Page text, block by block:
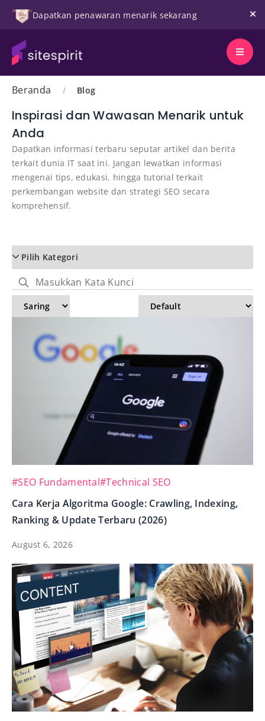
Dapatkan penawaran menarik sekarang
Beranda / Blog
Inspirasi dan Wawasan Menarik untuk
Anda
Dapatkan informasi terbaru seputar artikel dan berita
terkait dunia IT saat ini. Jangan lewatkan informasi
mengenai tips, edukasi, hingga tutorial terkait
perkembangan website dan strategi SEO secara
komprehensif.
#SEO Fundamental#Technical SEO
Cara Kerja Algoritma Google: Crawling, Indexing,
Ranking & Update Terbaru (2026)
August 6, 2026